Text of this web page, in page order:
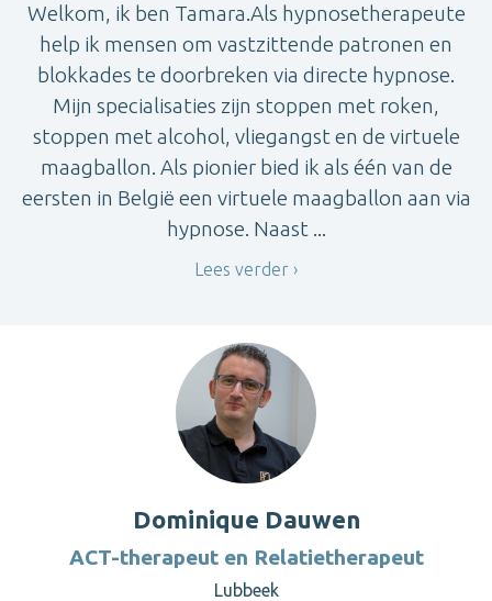
Welkom, ik ben Tamara.Als hypnosetherapeute
help ik mensen om vastzittende patronen en
blokkades te doorbreken via directe hypnose.
Mijn specialisaties zijn stoppen met roken,
stoppen met alcohol, vliegangst en de virtuele
maagballon. Als pionier bied ik als één van de
eersten in België een virtuele maagballon aan via
hypnose. Naast ...
Lees verder
Dominique Dauwen
ACT-therapeut en Relatietherapeut
Lubbeek